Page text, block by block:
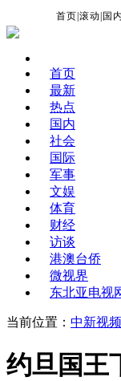
首页 |滚动 国内
首页
最新
热点
国内
社会
国际
军事
文娱
体育
财经
访谈
港澳台侨
微视界
东北亚电视
当前位置： 中新视频
约旦国王